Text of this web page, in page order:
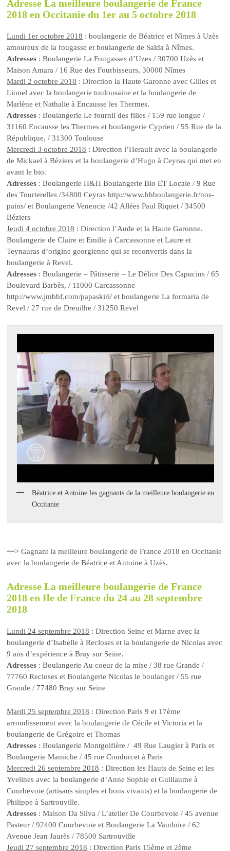
Adresse La meilleure boulangerie de France
2018 en Occitanie du 1er au 5 octobre 2018
Lundi 1er octobre 2018 : boulangerie de Béatrice et Nîmes à Uzès
amoureux de la fougasse et boulangerie de Saïda à Nîmes.
Adresses : Boulangerie La Fougasses d’Uzes / 30700 Uzès et
Maison Amara / 16 Rue des Fourbisseurs, 30000 Nîmes
Mardi 2 octobre 2018 : Direction la Haute Garonne avec Gilles et
Lionel avec la boulangerie toulousaine et la boulangerie de
Marlène et Nathalie à Encausse les Thermes.
Adresses : Boulangerie Le fournil des filles / 159 rue longue /
31160 Encausse les Thermes et boulangerie Cyprien / 55 Rue de la
République, / 31300 Toulouse
Mercredi 3 octobre 2018 : Direction l’Herault avec la boulangerie
de Mickael à Béziers et la boulangerie d’Hugo à Ceyras qui met en
avant le bio.
Adresses : Boulangerie H&H Boulangerie Bio ET Locale / 9 Rue
des Tourterelles /34800 Ceyras http://www.hhboulangerie.fr/nos-
pains/ et Boulangerie Venencie /42 Allées Paul Riquet / 34500
Béziers
Jeudi 4 octobre 2018 : Direction l’Aude et la Haute Garonne.
Boulangerie de Claire et Emilie à Carcassonne et Laure et
Teynauras d’origine georgienne qui se reconvertis dans la
boulangerie à Revel.
Adresses : Boulangerie – Pâtisserie – Le Délice Des Capucins / 65
Boulevard Barbès, / 11000 Carcassonne
http://www.jmbbf.com/papaskiri/ et boulangerie La formaria de
Revel / 27 rue de Dreuilhe / 31250 Revel
Béatrice et Antoine les gagnants de la meilleure boulangerie en
Occitanie
==> Gagnant la meilleure boulangerie de France 2018 en Occitanie
avec la boulangerie de Béatrice et Antoine à Uzès.
Adresse La meilleure boulangerie de France
2018 en Ile de France du 24 au 28 septembre
2018
Lundi 24 septembre 2018 : Direction Seine et Marne avec la
boulangerie d’Isabelle à Recloses et la boulangerie de Nicolas avec
9 ans d’expérience à Bray sur Seine.
Adresses : Boulangerie Au coeur de la mise / 38 rue Grande /
77760 Recloses et Boulangerie Nicolas le boulanger / 55 rue
Grande / 77480 Bray sur Seine
Mardi 25 septembre 2018 : Direction Paris 9 et 17ème
arrondissement avec la boulangerie de Cécile et Victoria et la
boulangerie de Grégoire et Thomas
Adresses : Boulangerie Montgolfière / 49 Rue Laugier à Paris et
Boulangerie Mamiche / 45 rue Condorcet à Paris
Mercredi 26 septembre 2018 : Direction les Hauts de Seine et les
Yvelines avec la boulangerie d’Anne Sophie et Guillaume à
Courbevoie (artisans simples et bons vivants) et la boulangerie de
Philippe à Sartrouville.
Adresses : Maison Da Silva / L’atelier De Courbevoie / 45 avenue
Pasteur / 92400 Courbevoie et Boulangerie La Vaudoire / 62
Avenue Jean Jaurès / 78500 Sartrouville
Jeudi 27 septembre 2018 : Direction Paris 15ème et 2ème